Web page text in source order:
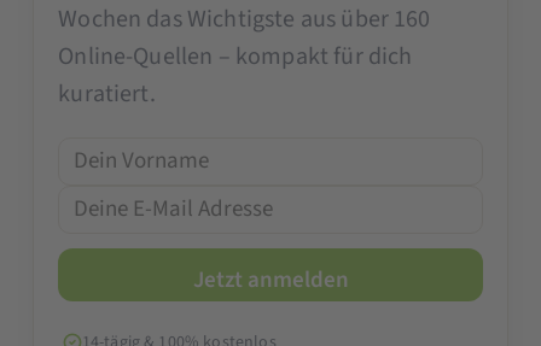
Wochen das Wichtigste aus über 160
Online-Quellen – kompakt für dich
kuratiert.